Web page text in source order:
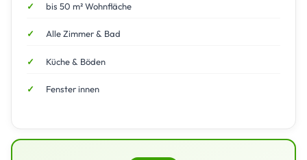
bis 50 m² Wohnfläche
Alle Zimmer & Bad
Küche & Böden
Fenster innen